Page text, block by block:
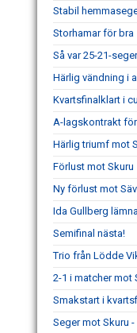
Stabil
Storhamar för bra
Så var 25-21-
Härlig vändning i
Kvartsfinalklart i
A-lagskontrakt
Härlig triumf mot
Förlust mot Skuru
Ny förlust mot
Ida Gullberg
Semifinal nästa!
Trio från Lödde
2-1 i matcher mot
Smakstart i
Seger mot Skuru